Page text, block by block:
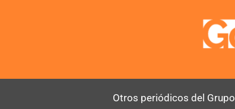
Otros periódicos del Grupo